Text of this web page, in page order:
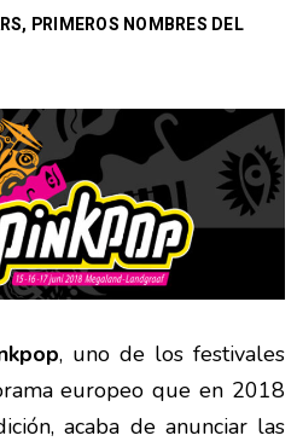
PRIMEROS NOMBRES DEL
, uno de los festivales
europeo que en 2018
acaba de anunciar las